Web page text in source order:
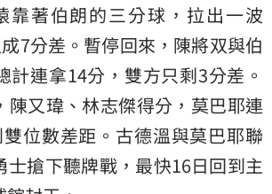
靠著伯朗的三分球，拉出一波
7分差。暫停回來，陳將双與伯
計連拿14分，雙方只剩3分差。
陳又瑋、林志傑得分，莫巴耶連
位數差距。古德溫與莫巴耶聯
士搶下聽牌戰，最快16日回到主